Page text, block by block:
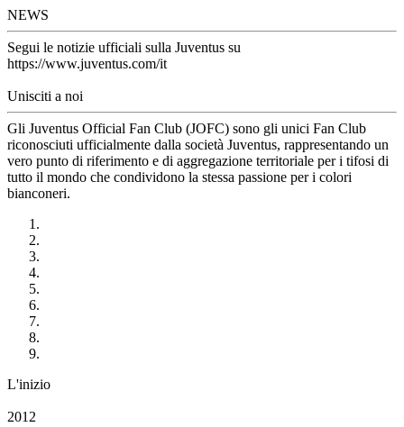
NEWS
Segui le notizie ufficiali sulla Juventus su
https://www.juventus.com/it
Unisciti a noi
Gli Juventus Official Fan Club (JOFC) sono gli unici Fan Club
riconosciuti ufficialmente dalla società Juventus, rappresentando un
vero punto di riferimento e di aggregazione territoriale per i tifosi di
tutto il mondo che condividono la stessa passione per i colori
bianconeri.
L'inizio
2012